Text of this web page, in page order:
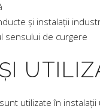
și instalații
sensului de curgere
utilizate în